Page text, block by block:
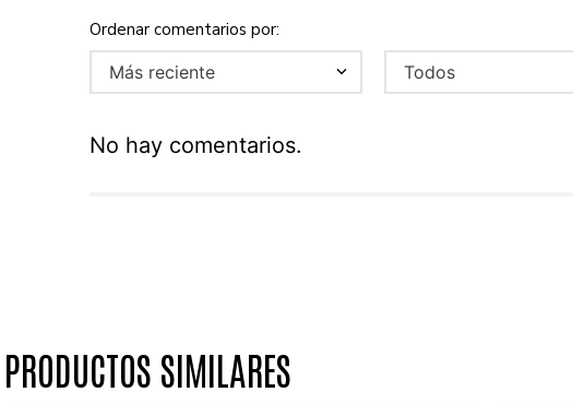
Más reciente Todos
No hay comentarios.
PRODUCTOS SIMILARES